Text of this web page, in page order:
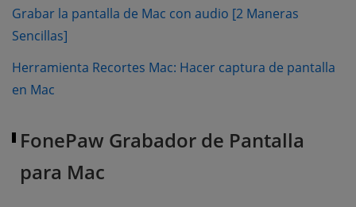
Grabar la pantalla de Mac con audio [2 Maneras
Sencillas]
Herramienta Recortes Mac: Hacer captura de pantalla
en Mac
FonePaw Grabador de Pantalla
para Mac